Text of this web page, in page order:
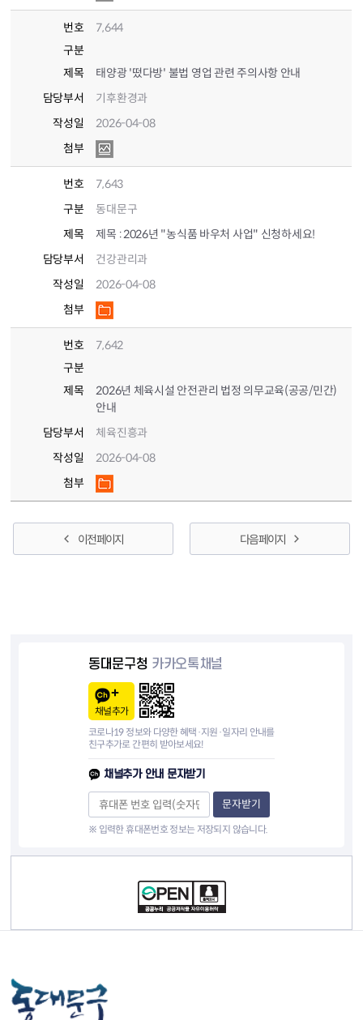
번호
7,644
구분
제목
태양광 '떴다방' 불법 영업 관련 주의사항 안내
담당부서
기후환경과
작성일
2026-04-08
첨부
번호
7,643
구분
동대문구
제목
제목 : 2026년 "농식품 바우처 사업" 신청하세요!
담당부서
건강관리과
작성일
2026-04-08
첨부
번호
7,642
구분
제목
2026년 체육시설 안전관리 법정 의무교육(공공/민간)
안내
담당부서
체육진흥과
작성일
2026-04-08
첨부
이전 페이지 다음 페이지
동대문구청 카카오톡채널
채널추가
코로나19 정보와 다양한 혜택·지원·일자리 안내를
친구추가로 간편히 받아보세요!
채널추가 안내 문자받기
문자받기
※ 입력한 휴대폰번호 정보는 저장되지 않습니다.